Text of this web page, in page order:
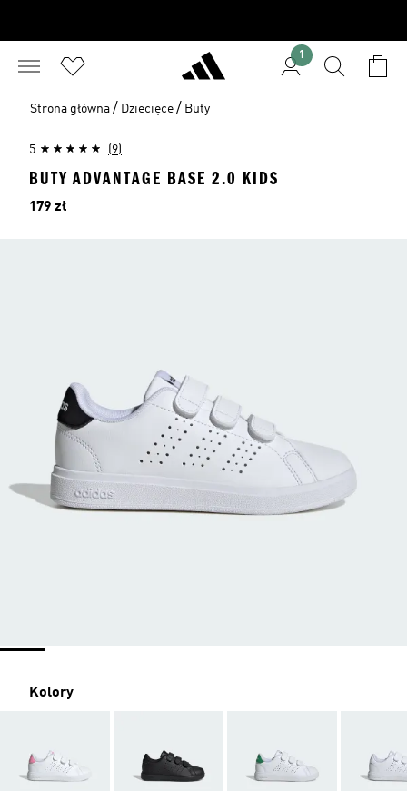
1
Strona główna / Dziecięce / Buty
5 (9)
BUTY ADVANTAGE BASE 2.0 KIDS
Cena
179 zł
Kolory